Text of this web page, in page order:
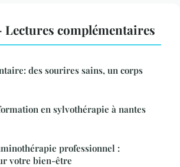
complémentaires
des sourires sains, un corps
en sylvothérapie à nantes
professionnel :
votre bien-être